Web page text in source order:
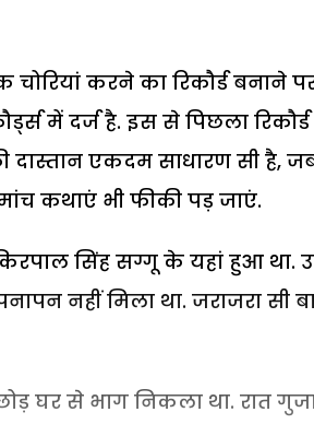
करने का रिकौर्ड बनाने
में दर्ज है. इस से पिछला रिकौर्ड
दास्तान एकदम साधारण सी है,
कथाएं भी फीकी पड़ जाएं.
सिंह सग्गू के यहां हुआ था.
नहीं मिला था. जराजरा सी
घर से भाग निकला था. रात